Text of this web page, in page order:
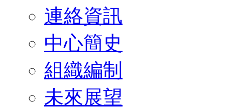
連絡資訊
中心簡史
組織編制
未來展望